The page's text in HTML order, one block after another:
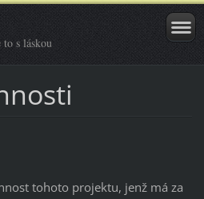
s láskou
tohoto projektu, jenž má za